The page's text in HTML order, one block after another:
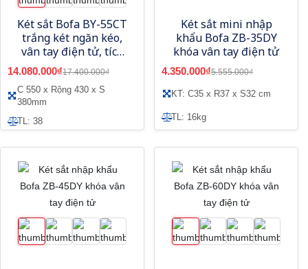
Két sắt Bofa BY-55CT
trắng két ngăn kéo,
vân tay điện tử, tích
hợp quản lý bằng
điện thoại.
14.080.000₫17.400.000₫
C 550 x Rộng 430 x S
380mm
TL: 38
Két sắt mini nhập
khẩu Bofa ZB-35DY
khóa vân tay điện tử
4.350.000₫5.555.000₫
KT: C35 x R37 x S32 cm
TL: 16kg